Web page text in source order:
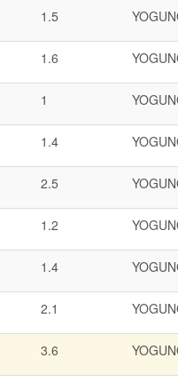
1.5
1.6
1
1.4
2.5
1.2
1.4
2.1
3.6